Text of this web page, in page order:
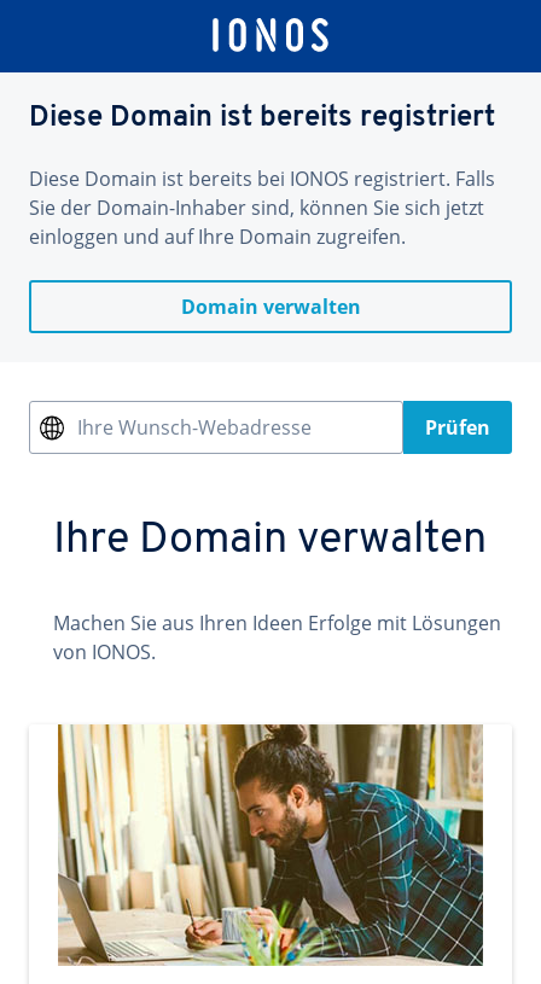
Diese Domain ist bereits registriert
Diese Domain ist bereits bei IONOS registriert. Falls
Sie der Domain-Inhaber sind, können Sie sich jetzt
einloggen und auf Ihre Domain zugreifen.
Domain verwalten
Ihre Wunsch-Webadresse Prüfen
Ihre Domain verwalten
Machen Sie aus Ihren Ideen Erfolge mit Lösungen
von IONOS.